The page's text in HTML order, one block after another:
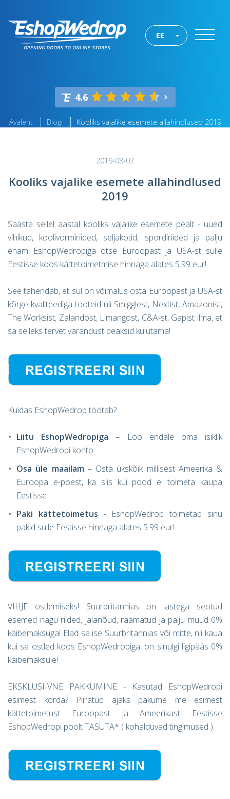
EE
4.6
Avaleht Blogi Kooliks vajalike esemete allahindlused 2019
2019-08-02
Kooliks vajalike esemete allahindlused
2019
Säästa sellel aastal kooliks vajalike esemete pealt - uued
vihikud, koolivormiriided, seljakotid, spordiriided ja palju
enam EshopWedropiga otse Euroopast ja USA-st sulle
Eestisse koos kättetoimetmise hinnaga alates 5.99 eur!
See tähendab, et sul on võimalus osta Euroopast ja USA-st
kõrge kvaliteediga tooteid nii Smigglest, Nextist, Amazonist,
The Worksist, Zalandost, Limangost, C&A-st, Gapist ilma, et
sa selleks tervet varandust peaksid kulutama!
Kuidas EshopWedrop töötab?
Liitu EshopWedropiga – Loo endale oma isiklik
EshopWedropi konto
Osa üle maailam – Osta ükskõik millisest Ameerika &
Euroopa e-poest, ka siis kui pood ei toimeta kaupa
Eestisse
Paki kättetoimetus - EshopWedrop toimetab sinu
pakid sulle Eestisse hinnaga alates 5.99 eur!
VIHJE ostlemiseks! Suurbritannias on lastega seotud
esemed nagu riided, jalanõud, raamatud ja palju muud 0%
käibemaksuga! Elad sa ise Suurbritannias või mitte, nii kaua
kui sa ostled koos EshopWedropiga, on sinulgi ligipääs 0%
käibemaksule!
EKSKLUSIIVNE PAKKUMINE - Kasutad EshopWedropi
esimest korda? Piiratud ajaks pakume me esimest
kättetoimetust Euroopast ja Ameerikast Eestisse
EshopWedropi poolt TASUTA* ( kohalduvad tingimused ).